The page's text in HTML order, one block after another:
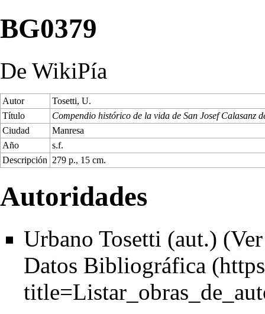
BG0379
De WikiPía
Autor
Tosetti, U.
Título
Compendio histórico de la vida de San Josef Calasanz
Ciudad
Manresa
Año
s.f.
Descripción 279 p., 15 cm.
Autoridades
Urbano Tosetti (aut.) (
Datos Bibliográfica